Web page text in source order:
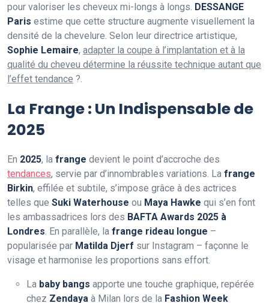
pour valoriser les cheveux mi-longs à longs. DESSANGE
Paris estime que cette structure augmente visuellement la
densité de la chevelure. Selon leur directrice artistique,
Sophie Lemaire, adapter la coupe à l’implantation et à la
qualité du cheveu détermine la réussite technique autant que
l’effet tendance ?.
La Frange : Un Indispensable de
2025
En 2025, la frange devient le point d’accroche des
tendances, servie par d’innombrables variations. La frange
Birkin, effilée et subtile, s’impose grâce à des actrices
telles que Suki Waterhouse ou Maya Hawke qui s’en font
les ambassadrices lors des BAFTA Awards 2025 à
Londres . En parallèle, la frange rideau longue –
popularisée par Matilda Djerf sur Instagram – façonne le
visage et harmonise les proportions sans effort.
La baby bangs apporte une touche graphique, repérée
chez Zendaya à Milan lors de la Fashion Week